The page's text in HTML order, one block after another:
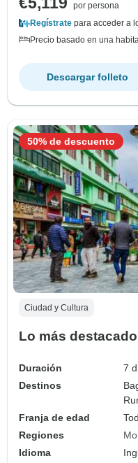
por persona
Regístrate para acceder a
Precio basado en una
Descargar folleto
Ciudad y Cultura
Lo más
Duración
7
Destinos
Franja de edad
Regiones
Idioma
50% de descuento